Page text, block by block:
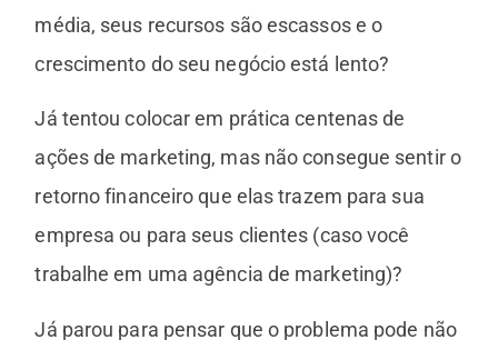
média, seus recursos são escassos e o
crescimento do seu negócio está lento?
Já tentou colocar em prática centenas de
ações de marketing, mas não consegue sentir o
retorno financeiro que elas trazem para sua
empresa ou para seus clientes (caso você
trabalhe em uma agência de marketing)?
Já parou para pensar que o problema pode não